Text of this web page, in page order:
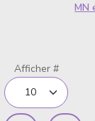
MN
Afficher #